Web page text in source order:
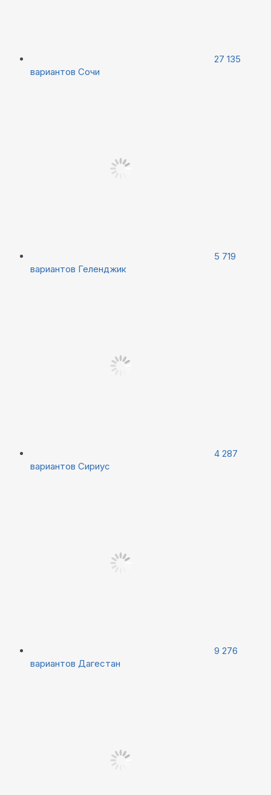
27 135
вариантов Сочи
5 719
вариантов Геленджик
4 287
вариантов Сириус
9 276
вариантов Дагестан